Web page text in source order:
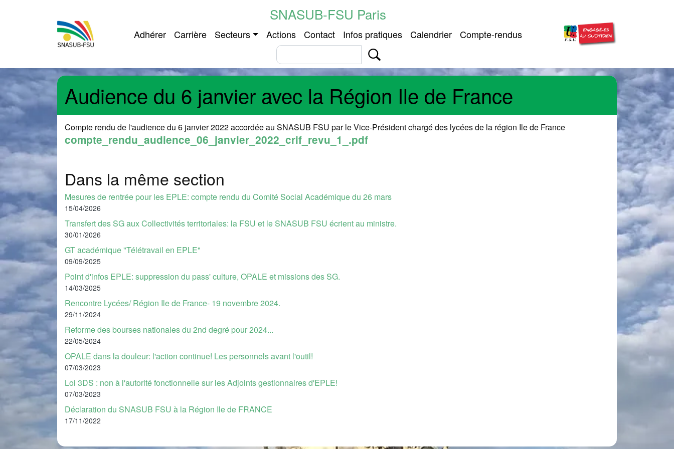
Aller au contenu principal
SNASUB-FSU Paris
Navigation principale
Adhérer Carrière Secteurs Actions Contact Infos pratiques Calendrier Compte-rendus
Audience du 6 janvier avec la Région Ile de France
Compte rendu de l'audience du 6 janvier 2022 accordée au SNASUB FSU par le Vice-Président chargé des lycées de la région Ile de France
compte_rendu_audience_06_janvier_2022_crif_revu_1_.pdf
Dans la même section
Mesures de rentrée pour les EPLE: compte rendu du Comité Social Académique du 26 mars
15/04/2026
Transfert des SG aux Collectivités territoriales: la FSU et le SNASUB FSU écrient au ministre.
30/01/2026
GT académique "Télétravail en EPLE"
09/09/2025
Point d'infos EPLE: suppression du pass' culture, OPALE et missions des SG.
14/03/2025
Rencontre Lycées/ Région Ile de France- 19 novembre 2024.
29/11/2024
Reforme des bourses nationales du 2nd degré pour 2024...
22/05/2024
OPALE dans la douleur: l'action continue! Les personnels avant l'outil!
07/03/2023
Loi 3DS : non à l'autorité fonctionnelle sur les Adjoints gestionnaires d'EPLE!
07/03/2023
Déclaration du SNASUB FSU à la Région Ile de FRANCE
17/11/2022